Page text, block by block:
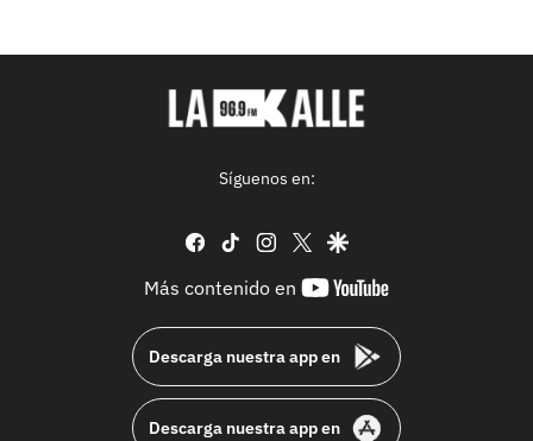
Síguenos en:
facebook
tiktok instagram
twittergoogle
Más contenido en
youtube-
Descarga nuestra app en
Descarga nuestra app en